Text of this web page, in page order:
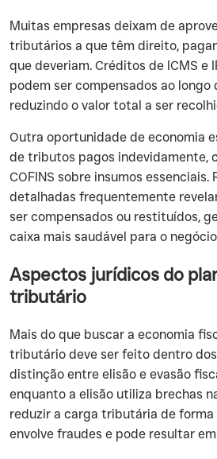
Muitas empresas deixam de
tributários a que têm direito,
que deveriam. Créditos de ICMS e
podem ser compensados ao
reduzindo o valor total a ser
Outra oportunidade de economia
de tributos pagos indevidamente,
COFINS sobre insumos
detalhadas frequentemente
ser compensados ou restituídos,
caixa mais saudável para o
Aspectos jurídicos do
tributário
Mais do que buscar a economia
tributário deve ser feito dentro
distinção entre elisão e evasão
enquanto a elisão utiliza brechas
reduzir a carga tributária de forma
envolve fraudes e pode resultar